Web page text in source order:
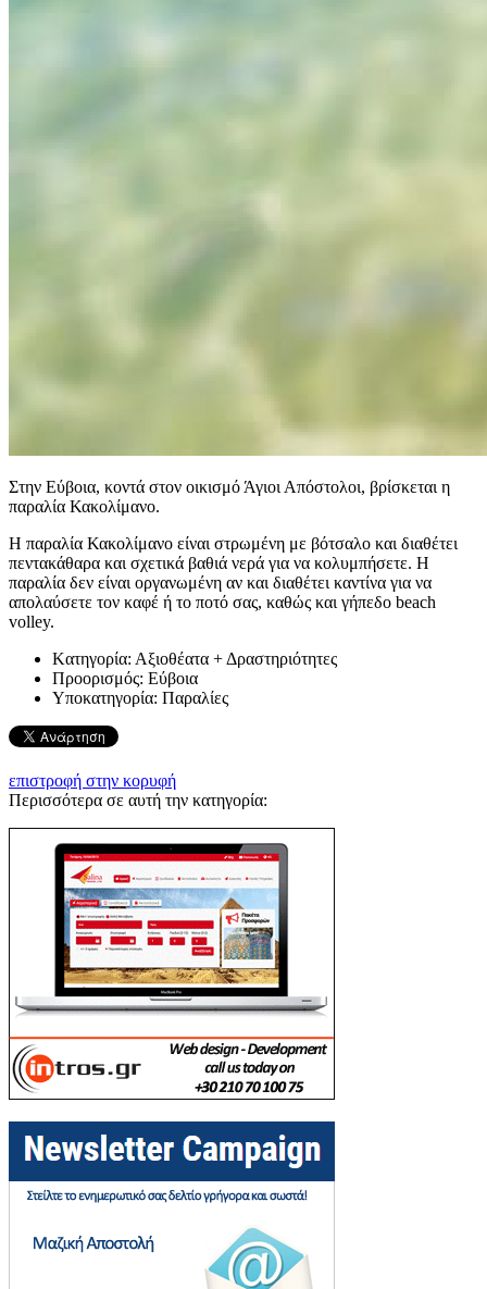
Στην Εύβοια, κοντά στον οικισμό Άγιοι Απόστολοι, βρίσκεται η
παραλία Κακολίμανο.
Η παραλία Κακολίμανο είναι στρωμένη με βότσαλο και διαθέτει
πεντακάθαρα και σχετικά βαθιά νερά για να κολυμπήσετε. Η
παραλία δεν είναι οργανωμένη αν και διαθέτει καντίνα για να
απολαύσετε τον καφέ ή το ποτό σας, καθώς και γήπεδο beach
volley.
Kατηγορία: Αξιοθέατα + Δραστηριότητες
Προορισμός: Εύβοια
Υποκατηγορία: Παραλίες
επιστροφή στην κορυφή
Περισσότερα σε αυτή την κατηγορία: